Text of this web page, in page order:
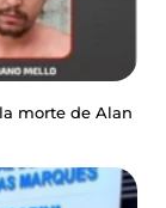
morte de Alan